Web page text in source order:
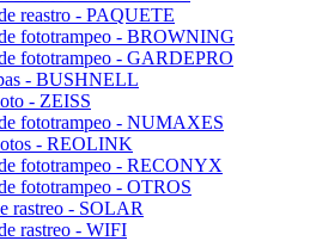
reastro - PAQUETE
fototrampeo - BROWNING
fototrampeo - GARDEPRO
- BUSHNELL
- ZEISS
fototrampeo - NUMAXES
- REOLINK
fototrampeo - RECONYX
fototrampeo - OTROS
rastreo - SOLAR
rastreo - WIFI